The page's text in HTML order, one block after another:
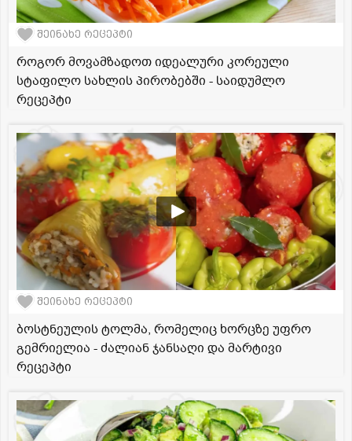
შეინახე რეცეპტი
როგორ მოვამზადოთ იდეალური კორეული
სტაფილო სახლის პირობებში - საიდუმლო
რეცეპტი
შეინახე რეცეპტი
ბოსტნეულის ტოლმა, რომელიც ხორცზე უფრო
გემრიელია - ძალიან ჯანსაღი და მარტივი
რეცეპტი